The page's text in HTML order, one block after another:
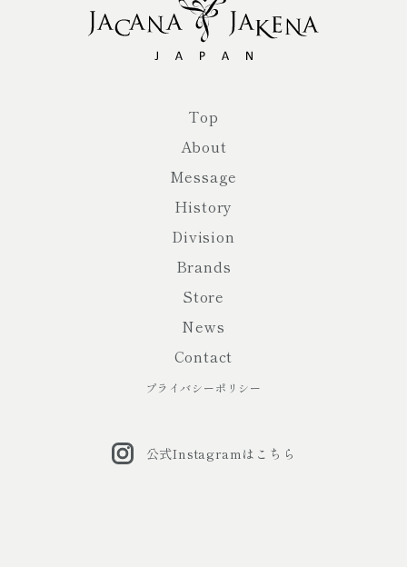
Top
About
Message
History
Division
Brands
Store
News
Contact
プライバシーポリシー
公式Instagramはこちら